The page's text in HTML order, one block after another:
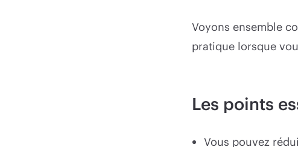
Voyons ensemble
pratique lorsque
Les points
Vous pouvez